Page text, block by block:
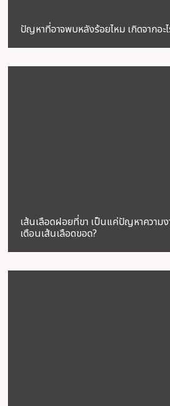
ปัญหาที่อาจพบหลังร้อยไหม เกิดจากอะไ
เส้นเลือดฝอยที่ขา เป็นแค่ปัญหาควา
เตือนเส้นเลือดขอด?